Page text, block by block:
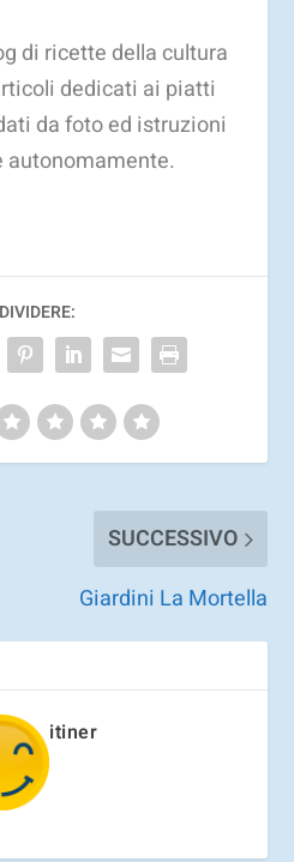
di ricette della cultura
dedicati ai piatti
da foto ed istruzioni
autonomamente.
SUCCESSIVO
Giardini La Mortella
itiner